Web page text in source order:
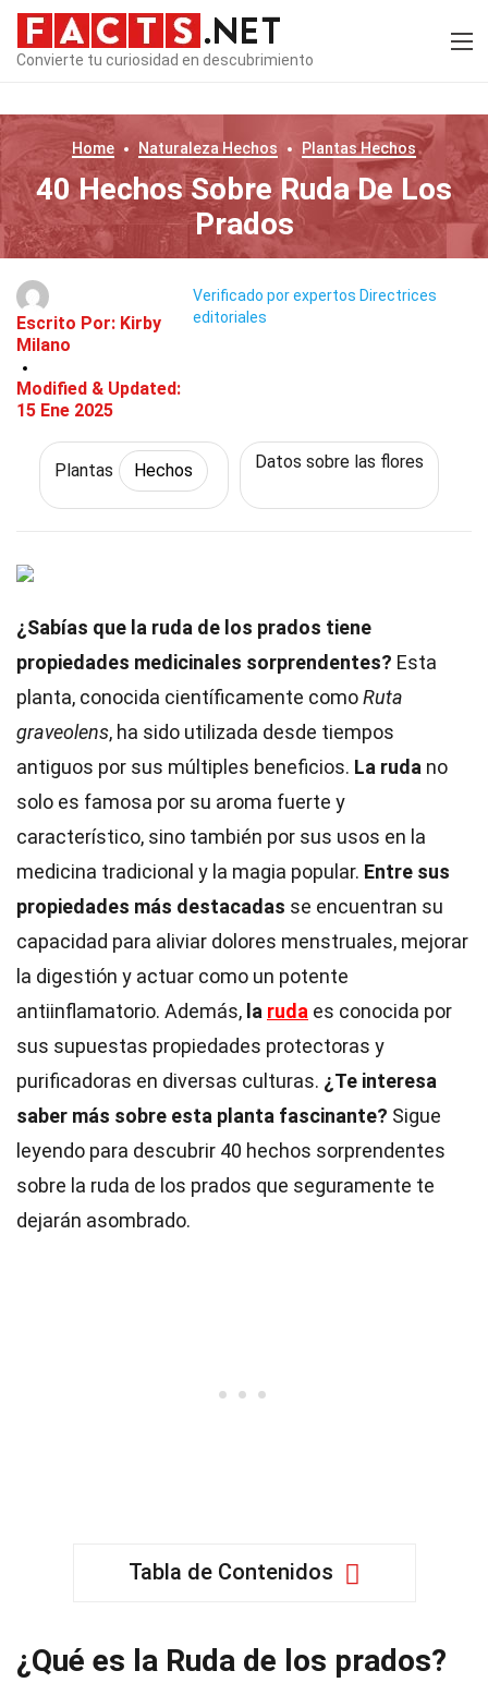
Convierte tu curiosidad en descubrimiento
Home Naturaleza Hechos PlantasHechos
40 Hechos Sobre Ruda De Los
Prados
Escrito Por: Kirby
Milano
Modified & Updated:
15 Ene 2025
Verificado por expertos Directrices
editoriales
Plantas Hechos Datos sobre las flores
¿Sabías que la ruda de los prados tiene
propiedades medicinales sorprendentes? Esta
planta, conocida científicamente comoRuta
graveolens, ha sido utilizada desde tiempos
antiguos por sus múltiples beneficios. La ruda no
solo es famosa por su aroma fuerte y
característico, sino también por sus usos en la
medicina tradicional y la magia popular. Entre sus
propiedades más destacadas se encuentran su
capacidad para aliviar dolores menstruales, mejorar
la digestión y actuar como un potente
antiinflamatorio. Además, la ruda es conocida por
sus supuestas propiedades protectoras y
purificadoras en diversas culturas. ¿Te interesa
saber más sobre esta planta fascinante? Sigue
leyendo para descubrir 40 hechos sorprendentes
sobre la ruda de los prados que seguramente te
dejarán asombrado.
Tabla de Contenidos
¿Qué es la Ruda de los prados?